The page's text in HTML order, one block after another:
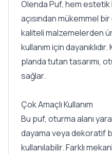
Olenda Puf, hem
açısından mükemmel
kaliteli malzemelerden
kullanım için
planda tutan tasarımı,
sağlar.
Çok Amaçlı Kullanım
Bu puf, oturma alanı
dayama veya dekoratif
kullanılabilir. Farklı